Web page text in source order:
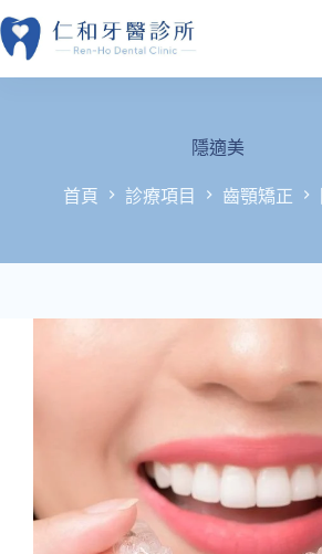
跳
至
隱適美
首頁 診療項目 齒顎矯正